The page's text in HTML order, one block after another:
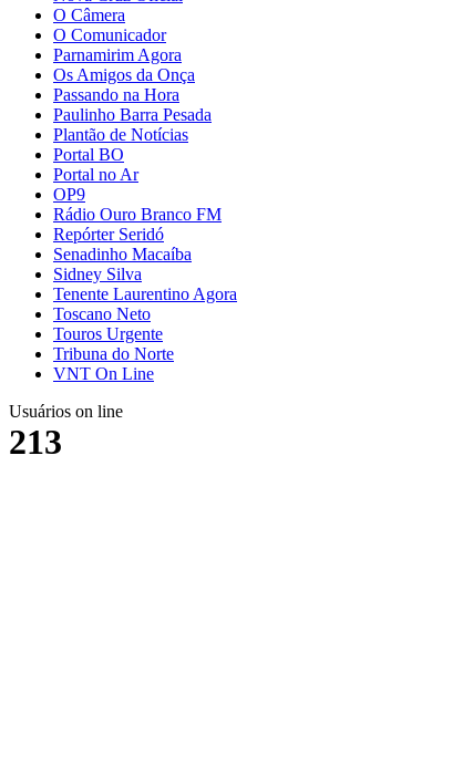
O Câmera
O Comunicador
Parnamirim Agora
Os Amigos da Onça
Passando na Hora
Paulinho Barra Pesada
Plantão de Notícias
Portal BO
Portal no Ar
OP9
Rádio Ouro Branco FM
Repórter Seridó
Senadinho Macaíba
Sidney Silva
Tenente Laurentino Agora
Toscano Neto
Touros Urgente
Tribuna do Norte
VNT On Line
Usuários on line
213